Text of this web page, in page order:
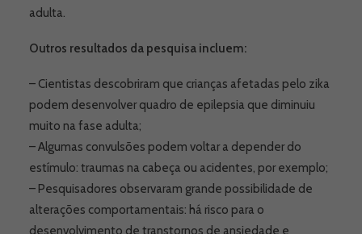
adulta.
Outros resultados da pesquisa incluem:
– Cientistas descobriram que crianças afetadas pelo zika
podem desenvolver quadro de epilepsia que diminuiu
muito na fase adulta;
– Algumas convulsões podem voltar a depender do
estímulo: traumas na cabeça ou acidentes, por exemplo;
– Pesquisadores observaram grande possibilidade de
alterações comportamentais: há risco para o
desenvolvimento de transtornos de ansiedade e